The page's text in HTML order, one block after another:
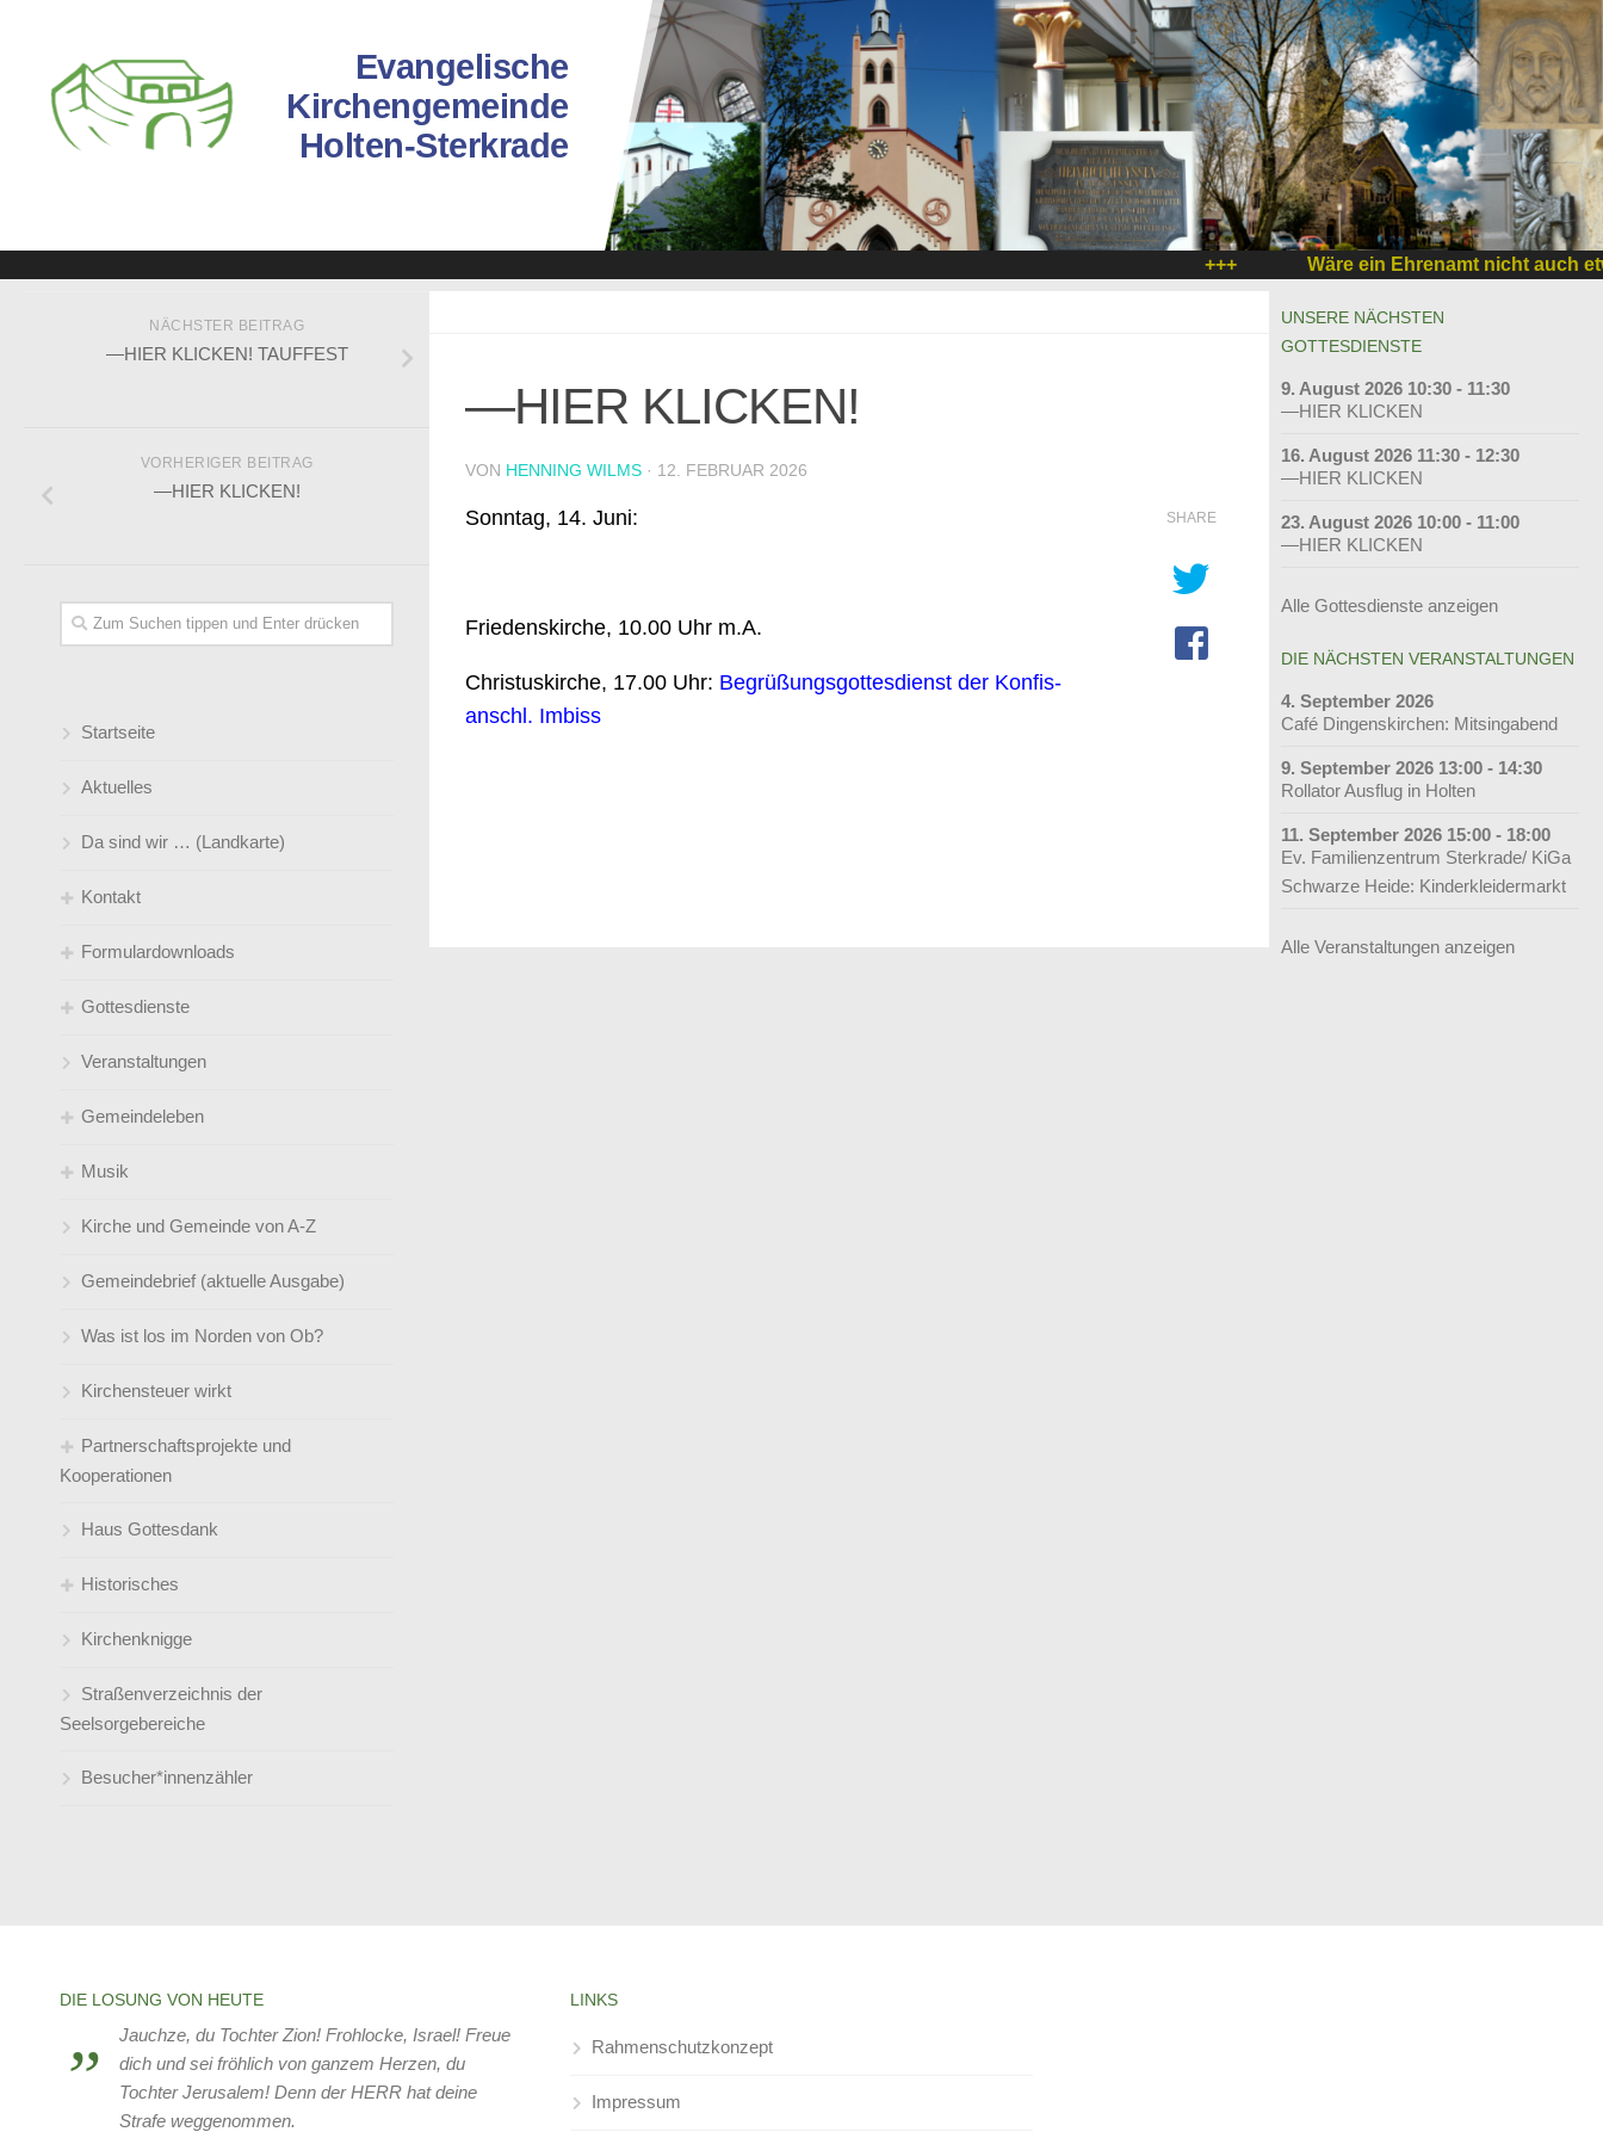
Evangelische
Kirchengemeinde
Holten-Sterkrade
Wäre ein Ehrenamt nicht auch
—HIER KLICKEN!
VON HENNING WILMS · 12. FEBRUAR 2026
Sonntag, 14. Juni:
Friedenskirche, 10.00 Uhr m.A.
Christuskirche, 17.00 Uhr: Begrüßungsgottesdienst der Konfis-
anschl. Imbiss
SHARE
NÄCHSTER BEITRAG
—HIER KLICKEN! TAUFFEST
VORHERIGER BEITRAG
—HIER KLICKEN!
Startseite
Aktuelles
Da sind wir … (Landkarte)
Kontakt
Gemeindebüro
Pfarrer*innen
Küster
Jugendleiter*innen
Kirchenmusik
Kindertageseinrichtungen / Leitungen
Telefonverzeichnis und Mailadressen
Formulardownloads
Kirchen(-wieder-)eintritt
Taufe/ Trauung
Gottesdienste
Gottesdienstübersicht ( Predigtplan)
So feiern wir Gottesdienst
Klingelbeutel- online
Sprüche zur Konfirmation
Veranstaltungen
Gemeindeleben
Angebote für jedes Alter
Umweltgruppe
Satt an der Friki! Ganzjähriges
Steinbrinkstraße
Musik
der Gemeinde
gemeindeverbunden
Kirche und Gemeinde von A-Z
Gemeindebrief (aktuelle Ausgabe)
Was ist los im Norden von Ob?
Kirchensteuer wirkt
Partnerschaftsprojekte und
Kooperationen
Kleidersammlung Bethel
Patenkinder
Männergesangsverein Amicitia e.V.
Schulischer Ganztag (an der
Friedenskirche)
Psychosoziales Gesundheitszentrum
Verein zur Förderung der Jugend in
Holten-Sterkrade
Haus Gottesdank
Historisches
Geschichte unserer drei Kirchen in
Die Glocken von Holten und
Kirchenknigge
Straßenverzeichnis der
Seelsorgebereiche
Besucher*innenzähler
UNSERE NÄCHSTEN
GOTTESDIENSTE
9. August 2026 10:30 - 11:30
—HIER KLICKEN
16. August 2026 11:30 - 12:30
—HIER KLICKEN
23. August 2026 10:00 - 11:00
—HIER KLICKEN
Alle Gottesdienste anzeigen
DIE NÄCHSTEN VERANSTALTUNGEN
4. September 2026
Café Dingenskirchen: Mitsingabend
9. September 2026 13:00 - 14:30
Rollator Ausflug in Holten
11. September 2026 15:00 - 18:00
Ev. Familienzentrum Sterkrade/ KiGa
Schwarze Heide: Kinderkleidermarkt
Alle Veranstaltungen anzeigen
DIE LOSUNG VON HEUTE
Jauchze, du Tochter Zion! Frohlocke, Israel! Freue
dich und sei fröhlich von ganzem Herzen, du
Tochter Jerusalem! Denn der HERR hat deine
Strafe weggenommen.
LINKS
Rahmenschutzkonzept
Impressum